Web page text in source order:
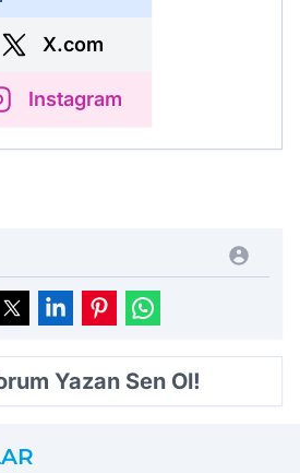
X.com
Instagram
Yazan Sen Ol!